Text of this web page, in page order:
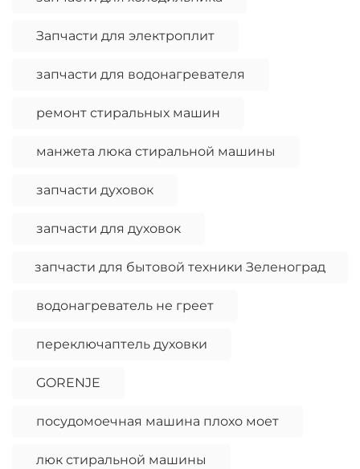
Запчасти для электроплит
запчасти для водонагревателя
ремонт стиральных машин
манжета люка стиральной машины
запчасти духовок
запчасти для духовок
запчасти для бытовой техники Зеленоград
водонагреватель не греет
переключаптель духовки
GORENJE
посудомоечная машина плохо моет
люк стиральной машины